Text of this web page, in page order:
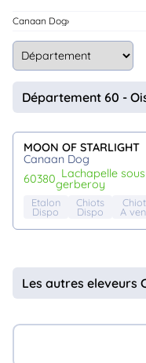
Services
..
Assurances
Connexion
Canaan Dog
Département 60 -
MOON OF STARLIGHT
Canaan Dog
60380 lachapelle sous
gerberoy
Etalon
Dispo
Chiots
Dispo A
Les autres eleveurs